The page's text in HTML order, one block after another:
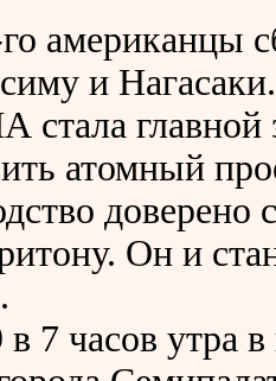
американцы
и
главной
атомный
доверено
Он и
в 7 часов утра